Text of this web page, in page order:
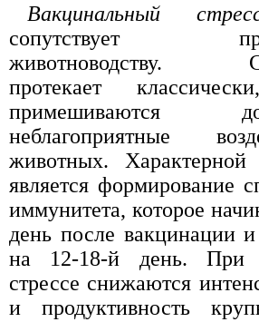
Вакцинальный
сопутствует
животноводству.
протекает
примешиваются
неблагоприятные
животных. Характерной
является формирование
иммунитета, которое
день после вакцинации и
на 12-18-й день. При
стрессе снижаются
и продуктивность